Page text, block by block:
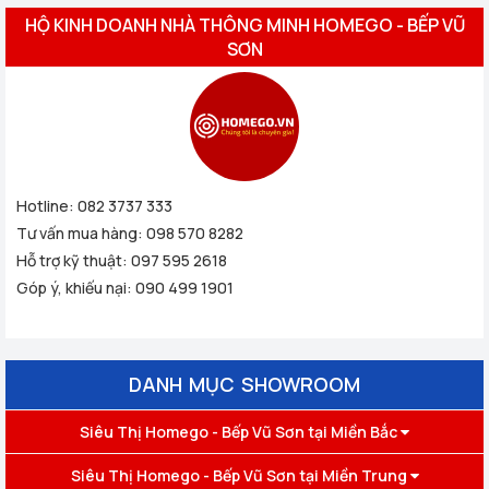
HỘ KINH DOANH NHÀ THÔNG MINH HOMEGO - BẾP VŨ
SƠN
Hotline: 082 3737 333
Tư vấn mua hàng: 098 570 8282
Hỗ trợ kỹ thuật: 097 595 2618
Góp ý, khiếu nại: 090 499 1901
DANH MỤC SHOWROOM
Siêu Thị Homego - Bếp Vũ Sơn tại Miền Bắc
Siêu Thị Homego - Bếp Vũ Sơn tại Miền Trung